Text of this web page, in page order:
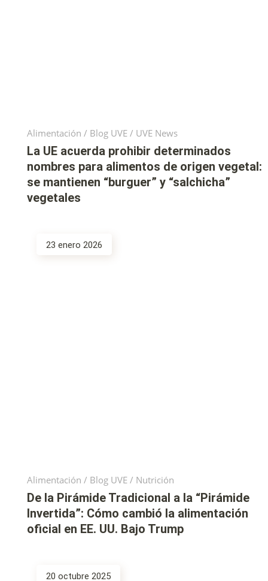
Alimentación / Blog UVE/ UVE News
La UE acuerda prohibir determinados
nombres para alimentos de origen vegetal:
se mantienen “burguer” y “salchicha”
vegetales
23 enero 2026
Alimentación / Blog UVE/ Nutrición
De la Pirámide Tradicional a la “Pirámide
Invertida”: Cómo cambió la alimentación
oficial en EE. UU. Bajo Trump
20 octubre 2025